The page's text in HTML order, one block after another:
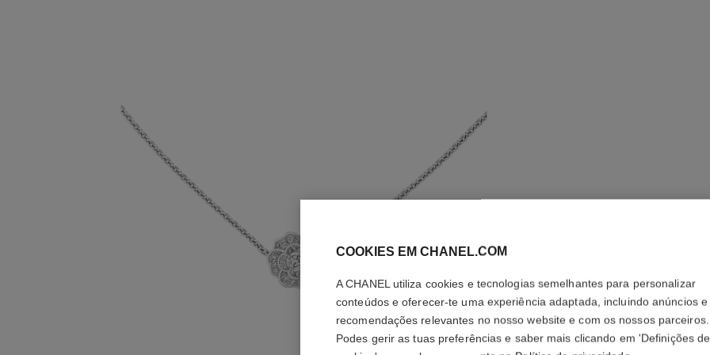
COLAR
COOKIES EM CHANEL.COM
A CHANEL utiliza cookies e tecnologias semelhantes para personalizar
conteúdos e oferecer-te uma experiência adaptada, incluindo anúncios e
recomendações relevantes no nosso website e com os nossos parceiros.
Podes gerir as tuas preferências e saber mais clicando em 'Definições de